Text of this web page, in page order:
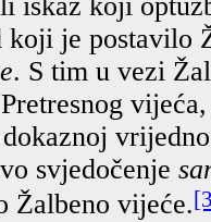
koji je postavilo
. S tim u vezi
svjedočenje
Žalbeno vijeće.